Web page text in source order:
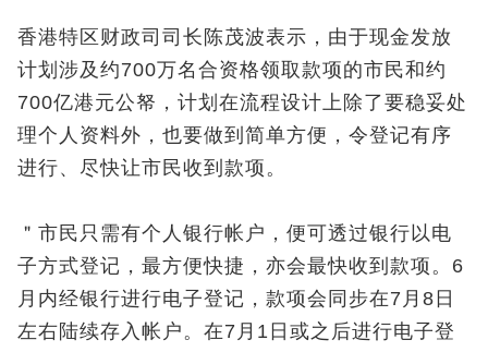
香港特区财政司司长陈茂波表示，由于现金发放
计划涉及约700万名合资格领取款项的市民和约
700亿港元公帑，计划在流程设计上除了要稳妥处
理个人资料外，也要做到简单方便，令登记有序
进行、尽快让市民收到款项。
＂市民只需有个人银行帐户，便可透过银行以电
子方式登记，最方便快捷，亦会最快收到款项。6
月内经银行进行电子登记，款项会同步在7月8日
左右陆续存入帐户。在7月1日或之后进行电子登